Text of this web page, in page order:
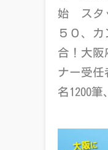
始 スタ
５０、
合！大阪
ナー受任
名 1200筆